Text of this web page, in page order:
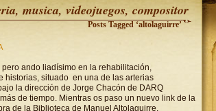
musica, videojuegos, compositor
Posts Tagged ‘altolaguirre’
ando liadísimo en la rehabilitación,
historias, situado en una de las arterias
la dirección de Jorge Chacón de DARQ
de tiempo. Mientras os paso un nuevo link de la
de la Biblioteca de Manuel Altolaguirre.